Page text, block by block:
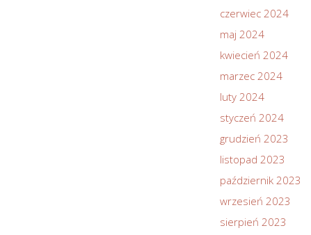
czerwiec 2024
maj 2024
kwiecień 2024
marzec 2024
luty 2024
styczeń 2024
grudzień 2023
listopad 2023
październik 2023
wrzesień 2023
sierpień 2023